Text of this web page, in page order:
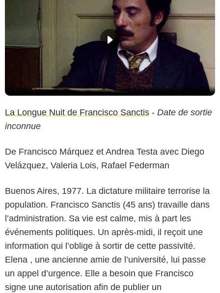
La Longue Nuit de Francisco Sanctis - Date de sortie
inconnue
De Francisco Márquez et Andrea Testa avec Diego
Velázquez, Valeria Lois, Rafael Federman
Buenos Aires, 1977. La dictature militaire terrorise la
population. Francisco Sanctis (45 ans) travaille dans
l’administration. Sa vie est calme, mis à part les
événements politiques. Un après-midi, il reçoit une
information qui l’oblige à sortir de cette passivité.
Elena , une ancienne amie de l’université, lui passe
un appel d’urgence. Elle a besoin que Francisco
signe une autorisation afin de publier un